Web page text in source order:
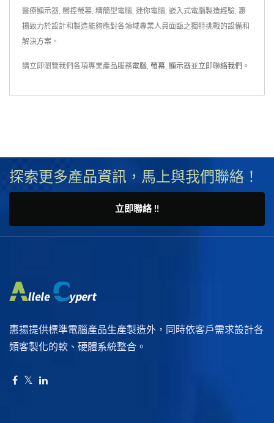
醫療顯示器, 觸控螢幕, 精簡型電腦, 迷你電腦, 嵌入式電腦製造經驗, 惠
揚致力於設計和製造能夠應對各領域專業人員面臨之獨特挑戰的設備和
解決方案。
請立即瀏覽我們各項專業產品服務電腦 螢幕 顯示器並立即聯絡我們 。
探索更多產品資訊，馬上與我們聯絡！
立即聯絡 !!
惠揚提供標準電腦產品生產製造外，同時依客戶需求設計各
類客製化的軟、硬體系統整合。